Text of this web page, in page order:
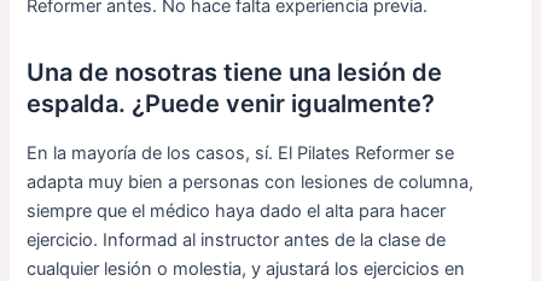
Reformer antes. No hace falta experiencia previa.
Una de nosotras tiene una lesión de
espalda. ¿Puede venir igualmente?
En la mayoría de los casos, sí. El Pilates Reformer se
adapta muy bien a personas con lesiones de columna,
siempre que el médico haya dado el alta para hacer
ejercicio. Informad al instructor antes de la clase de
cualquier lesión o molestia, y ajustará los ejercicios en